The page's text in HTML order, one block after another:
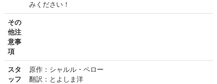
みください！
その
他注
意事
項
スタ
ッフ
原作：シャルル・ペロー
翻訳：とよしま洋